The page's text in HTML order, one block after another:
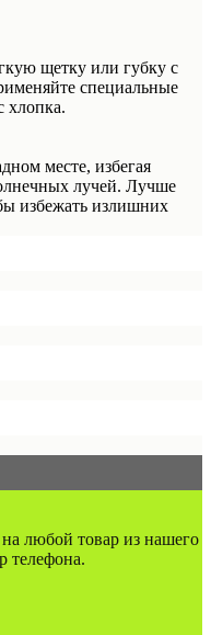
щетку или губку с
специальные
хлопка.
месте, избегая
лучей. Лучше
избежать излишних
любой товар из нашего
телефона.